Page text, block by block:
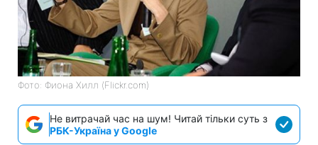
Фото: Фиона Хилл (Flickr.com)
Не витрачай час на шум! Читай тільки суть з
РБК-Україна у Google